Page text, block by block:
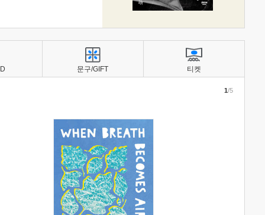
1/5
문구/GIFT 티켓